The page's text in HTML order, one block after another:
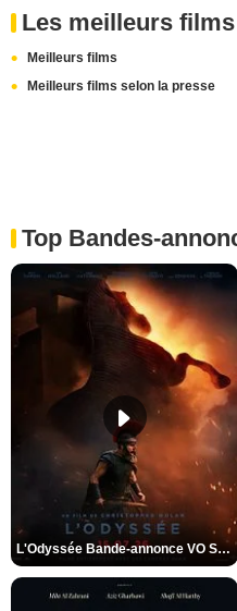
Les meilleurs
Meilleurs films
Meilleurs films selon la presse
Top Bandes-
L'Odyssée Bande-annonce VO STFR